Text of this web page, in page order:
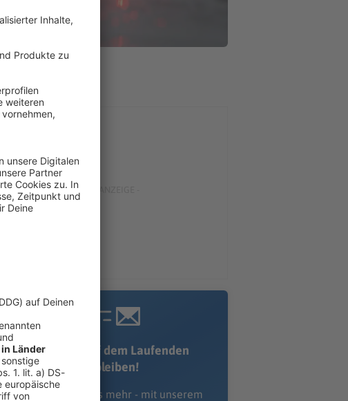
Immer auf dem Laufenden
bleiben!
Verpass' nichts mehr - mit unserem